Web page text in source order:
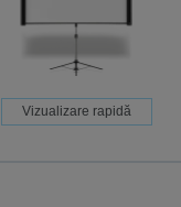
Vizualizare rapidă